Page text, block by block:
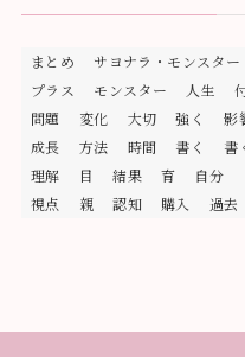
まとめ サヨナラ・モンスター
プラス
モンスター 人生
問題
変化 大切 強く 影
成長
方法 時間 書く 書
理解
目 結果 育 自分
視点
親 認知 購入 過去